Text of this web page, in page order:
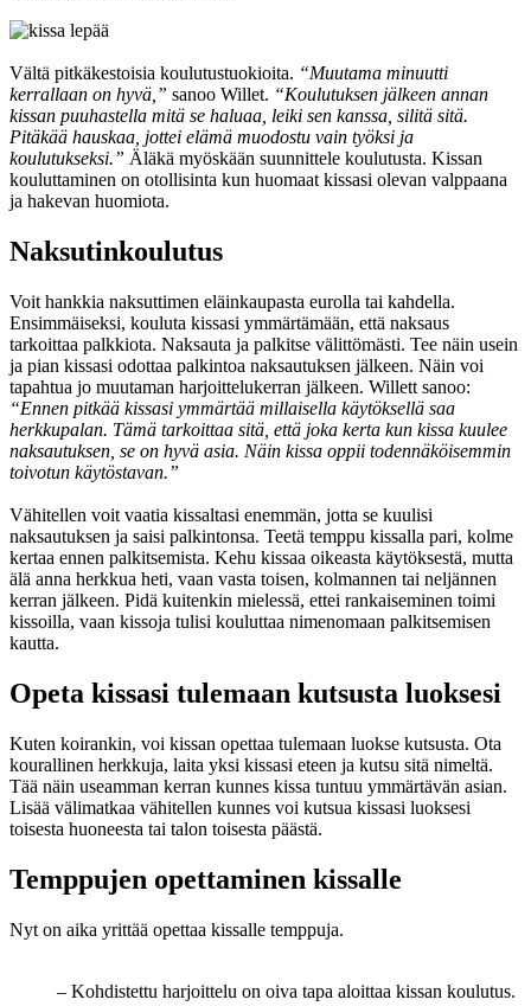
Vältä pitkäkestoisia koulutustuokioita. “Muutama minuutti
kerrallaan on hyvä,” sanoo Willet. “Koulutuksen jälkeen annan
kissan puuhastella mitä se haluaa, leiki sen kanssa, silitä sitä.
Pitäkää hauskaa, jottei elämä muodostu vain työksi ja
koulutukseksi.” Äläkä myöskään suunnittele koulutusta. Kissan
kouluttaminen on otollisinta kun huomaat kissasi olevan valppaana
ja hakevan huomiota.
Naksutinkoulutus
Voit hankkia naksuttimen eläinkaupasta eurolla tai kahdella.
Ensimmäiseksi, kouluta kissasi ymmärtämään, että naksaus
tarkoittaa palkkiota. Naksauta ja palkitse välittömästi. Tee näin usein
ja pian kissasi odottaa palkintoa naksautuksen jälkeen. Näin voi
tapahtua jo muutaman harjoittelukerran jälkeen. Willett sanoo:
“Ennen pitkää kissasi ymmärtää millaisella käytöksellä saa
herkkupalan. Tämä tarkoittaa sitä, että joka kerta kun kissa kuulee
naksautuksen, se on hyvä asia. Näin kissa oppii todennäköisemmin
toivotun käytöstavan.”
Vähitellen voit vaatia kissaltasi enemmän, jotta se kuulisi
naksautuksen ja saisi palkintonsa. Teetä temppu kissalla pari, kolme
kertaa ennen palkitsemista. Kehu kissaa oikeasta käytöksestä, mutta
älä anna herkkua heti, vaan vasta toisen, kolmannen tai neljännen
kerran jälkeen. Pidä kuitenkin mielessä, ettei rankaiseminen toimi
kissoilla, vaan kissoja tulisi kouluttaa nimenomaan palkitsemisen
kautta.
Opeta kissasi tulemaan kutsusta luoksesi
Kuten koirankin, voi kissan opettaa tulemaan luokse kutsusta. Ota
kourallinen herkkuja, laita yksi kissasi eteen ja kutsu sitä nimeltä.
Tää näin useamman kerran kunnes kissa tuntuu ymmärtävän asian.
Lisää välimatkaa vähitellen kunnes voi kutsua kissasi luoksesi
toisesta huoneesta tai talon toisesta päästä.
Temppujen opettaminen kissalle
Nyt on aika yrittää opettaa kissalle temppuja.
– Kohdistettu harjoittelu on oiva tapa aloittaa kissan koulutus.